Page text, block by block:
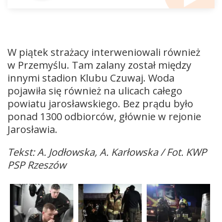
W piątek strażacy interweniowali również
w Przemyślu. Tam zalany został między
innymi stadion Klubu Czuwaj. Woda
pojawiła się również na ulicach całego
powiatu jarosławskiego. Bez prądu było
ponad 1300 odbiorców, głównie w rejonie
Jarosławia.
Tekst: A. Jodłowska, A. Karłowska / Fot. KWP
PSP Rzeszów